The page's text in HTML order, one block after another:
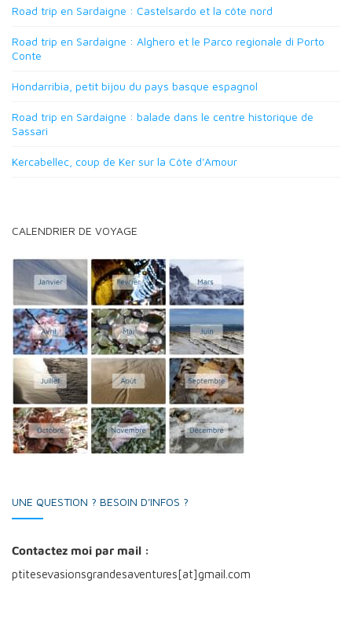
Road trip en Sardaigne : Castelsardo et la côte nord
Road trip en Sardaigne : Alghero et le Parco regionale di Porto
Conte
Hondarribia, petit bijou du pays basque espagnol
Road trip en Sardaigne : balade dans le centre historique de
Sassari
Kercabellec, coup de Ker sur la Côte d'Amour
CALENDRIER DE VOYAGE
UNE QUESTION ? BESOIN D'INFOS ?
Contactez moi par mail :
ptitesevasionsgrandesaventures[at]gmail.com